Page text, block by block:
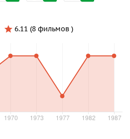
6.11 (8 фильмов )